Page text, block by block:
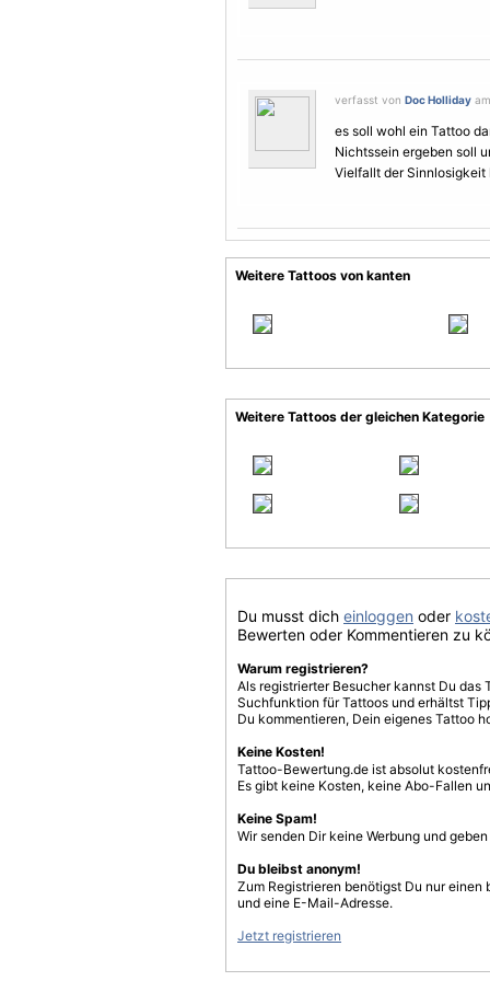
verfasst von Doc Holliday
es soll wohl ein Tattoo
Nichtssein ergeben soll
Vielfallt der Sinnlosigkeit
Weitere Tattoos von kanten
Weitere Tattoos der gleichen Kategorie
Du musst dich einloggen oder
Bewerten oder Kommentieren zu
Warum registrieren?
Als registrierter Besucher kannst Du
Suchfunktion für Tattoos und erhältst
Du kommentieren, Dein eigenes Tattoo
Keine Kosten!
Tattoo-Bewertung.de ist absolut
Es gibt keine Kosten, keine Abo-Fallen
Keine Spam!
Wir senden Dir keine Werbung und
Du bleibst anonym!
Zum Registrieren benötigst Du nur einen
und eine E-Mail-Adresse.
Jetzt registrieren